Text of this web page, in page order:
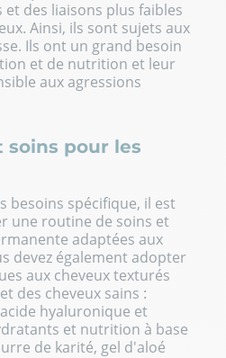
et des liaisons plus faibles
Ainsi, ils sont sujets aux
Ils ont un grand besoin
et de nutrition et leur
aux agressions
soins pour les
besoins spécifique, il est
une routine de soins et
adaptées aux
devez également adopter
aux cheveux texturés
des cheveux sains :
hyaluronique et
et nutrition à base
de karité, gel d'aloé